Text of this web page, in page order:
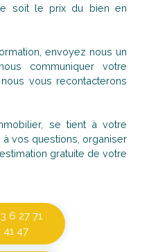
soit le prix du bien en
envoyez nous un
communiquer votre
vous recontacterons
se tient à votre
vos questions, organiser
gratuite de votre
6 27 71
41 47